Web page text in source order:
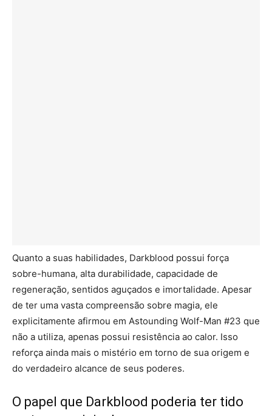
Quanto a suas habilidades, Darkblood possui força
sobre-humana, alta durabilidade, capacidade de
regeneração, sentidos aguçados e imortalidade. Apesar
de ter uma vasta compreensão sobre magia, ele
explicitamente afirmou em Astounding Wolf-Man #23 que
não a utiliza, apenas possui resistência ao calor. Isso
reforça ainda mais o mistério em torno de sua origem e
do verdadeiro alcance de seus poderes.
O papel que Darkblood poderia ter tido